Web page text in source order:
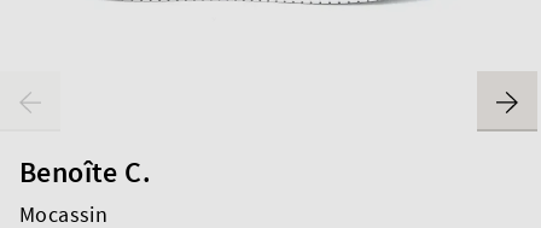
Benoîte C.
Mocassin